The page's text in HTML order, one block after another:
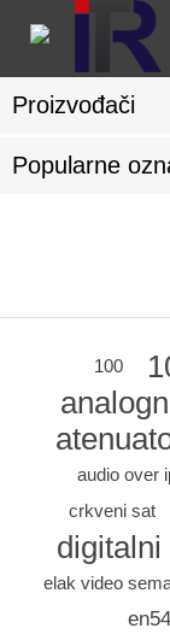
Proizvođači
Popularne
100
audio over
crkveni sat
digitalni
elak video
en54